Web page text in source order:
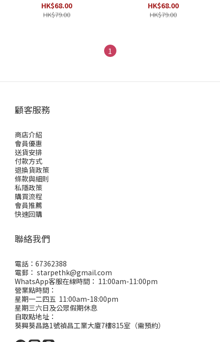
HK$68.00
HK$79.00
HK$68.00
HK$79.00
1
顧客服務
商店介紹
會員優惠
送貨安排
付款方式
退換貨政策
條款與細則
私隱政策
購買流程
會員推薦
快速回購
聯絡我們
電話：67362388
電郵： starpethk@gmail.com
WhatsApp客服在線時間： 11:00am-11:00pm
營業點時間：
星期一二四五 11:00am-18:00pm
星期三六日及公眾假期休息
自取點地址：
葵興葵昌路1號禎昌工業大廈7樓815室（需預約）